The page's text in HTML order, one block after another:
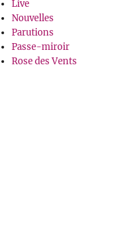
Live
Nouvelles
Parutions
Passe-miroir
Rose des Vents